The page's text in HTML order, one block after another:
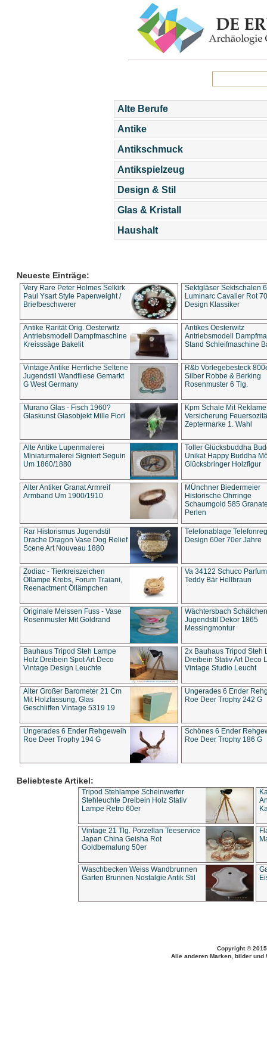
Alte Berufe
Antike
Antikschmuck
Antikspielzeug
Design & Stil
Glas & Kristall
Haushalt
Neueste Einträge:
Very Rare Peter Holmes Selkirk
Paul Ysart Style Paperweight /
Briefbeschwerer
Sektgläser Sektschalen
Luminarc Cavalier Rot
Design Klassiker
Antike Rarität Orig. Oesterwitz
Antriebsmodell Dampfmaschine
Kreisssäge Bakelit
Antikes Oesterwitz
Antriebsmodell
Stand Schleifmaschine
Vintage Antike Herrliche Seltene
Jugendstil Wandfliese Gemarkt
G West Germany
R&b Vorlegebesteck
Silber Robbe & Berking
Rosenmuster 6 Tlg.
Murano Glas - Fisch 1960?
Glaskunst Glasobjekt Mille Fiori
Kpm Schale Mit Reklame
Versicherung
Zeptermarke 1. Wahl
Alte Antike Lupenmalerei
Miniaturmalerei Signiert Seguin
Um 1860/1880
Toller Glücksbuddha
Unikat Happy Buddha
Glücksbringer Holzfigur
Alter Antiker Granat Armreif
Armband Um 1900/1910
MÜnchner Biedermeier
Historische Ohrringe
Schaumgold 585
Perlen
Rar Historismus Jugendstil
Drache Dragon Vase Dog Relief
Scene Art Nouveau 1880
Telefonablage
Design 60er 70er Jahre
Zodiac - Tierkreiszeichen
Öllampe Krebs, Forum Traiani,
Reenactment Öllämpchen
Va 34122 Schuco
Teddy Bär Hellbraun
Originale Meissen Fuss - Vase
Rosenmuster Mit Goldrand
Wächtersbach Schälchen
Jugendstil Dekor 1865
Messingmontur
Bauhaus Tripod Steh Lampe
Holz Dreibein Spot Art Deco
Vintage Design Leuchte
2x Bauhaus Tripod Steh
Dreibein Stativ Art Deco
Vintage Studio Leucht
Alter Großer Barometer 21 Cm
Mit Holzfassung, Glas
Geschliffen Vintage 5319 19
Ungerades 6 Ender
Roe Deer Trophy 242 G
Ungerades 6 Ender Rehgeweih
Roe Deer Trophy 194 G
Schönes 6 Ender
Roe Deer Trophy 186 G
Beliebteste Artikel:
Tripod Stehlampe Scheinwerfer
Stehleuchte Dreibein Holz Stativ
Lampe Retro 60er
Vintage 21 Tlg. Porzellan Teeservice
Japan China Geisha Rot
Goldbemalung 50er
Waschbecken Weiss Wandbrunnen
Garten Brunnen Nostalgie Antik Stil
Copyright ©
Alle anderen Marken, bilder und